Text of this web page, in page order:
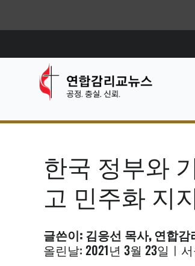
한국 정부와
고 민주화 지
글쓴이: 김응선 목사, 연합
올린날: 2021년 3월 23일ㅣ